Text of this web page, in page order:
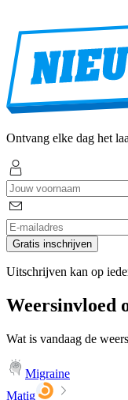
Ontvang elke dag het
Gratis inschrijven
Uitschrijven kan op
Weersinvloed
Wat is vandaag de
Migraine
Matig